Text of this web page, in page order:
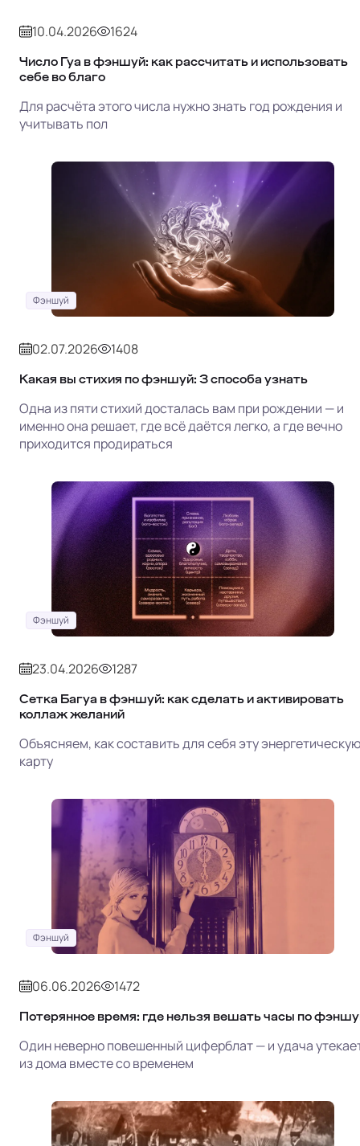
10.04.2026 1624
Число Гуа в фэншуй: как рассчитать и использовать
себе во благо
Для расчёта этого числа нужно знать год рождения и
учитывать пол
Фэншуй
02.07.2026 1408
Какая вы стихия по фэншуй: 3 способа узнать
Одна из пяти стихий досталась вам при рождении — и
именно она решает, где всё даётся легко, а где вечно
приходится продираться
Фэншуй
23.04.2026 1287
Сетка Багуа в фэншуй: как сделать и активировать
коллаж желаний
Объясняем, как составить для себя эту
карту
Фэншуй
06.06.2026 1472
Потерянное время: где нельзя вешать часы по
Один неверно повешенный циферблат — и удача
из дома вместе со временем